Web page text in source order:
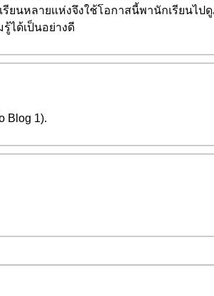
รียนหลายแห่งจึงใช้โอกาสนี้พานักเรียนไ
ได้เป็นอย่างดี
Blog 1).